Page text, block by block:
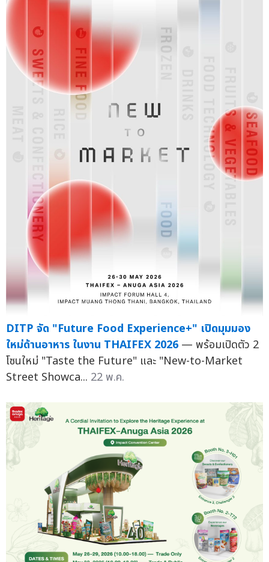
DITP จัด "Future Food Experience+" เปิดมุมมอง
ใหม่ด้านอาหาร ในงาน THAIFEX 2026 — พร้อมเปิดตัว 2
โซนใหม่ "Taste the Future" และ "New-to-Market
Street Showca... 22 พ.ค.